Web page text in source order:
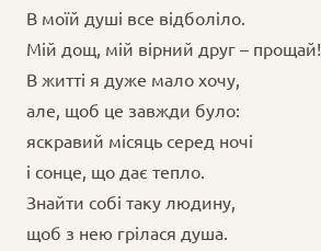
В моїй душі все відболіло.
Мій дощ, мій вірний друг – прощай!
В житті я дуже мало хочу,
але, щоб це завжди було:
яскравий місяць серед ночі
і сонце, що дає тепло.
Знайти собі таку людину,
щоб з нею грілася душа.